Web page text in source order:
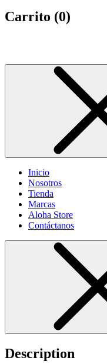
Carrito (0)
Inicio
Nosotros
Tienda
Marcas
Aloha Store
Contáctanos
Description